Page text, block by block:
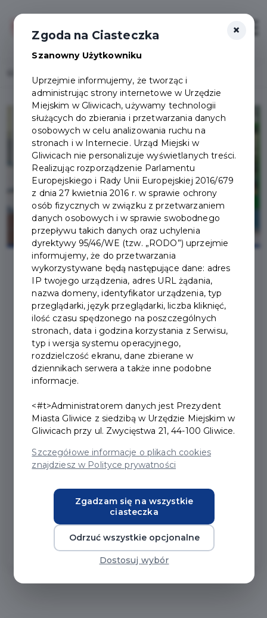
2022-04-12
APLIKACJA MOBILNA
ZAMIAST TRADYCYJNEJ
KARTY
Nie potrzebujesz karty plastikowej, żeby korzystać ze
zniżek w ramach programu Gliwicka Karta
Mieszkańca. Wystarczy pobraćbezpłatną aplikację w
sklepie Google Play lub App Store i zainstalować w
telefonie komórkowym lub innym urządzeniu
×
Zgoda na Ciasteczka
Szanowny Użytkowniku
Uprzejmie informujemy, że tworząc i
administrując strony internetowe w Urzędzie
Miejskim w Gliwicach, używamy technologii
służących do zbierania i przetwarzania danych
osobowych w celu analizowania ruchu na
stronach i w Internecie. Urząd Miejski w
Gliwicach nie personalizuje wyświetlanych treści.
Realizując rozporządzenie Parlamentu
Europejskiego i Rady Unii Europejskiej 2016/679
z dnia 27 kwietnia 2016 r. w sprawie ochrony
osób fizycznych w związku z przetwarzaniem
danych osobowych i w sprawie swobodnego
przepływu takich danych oraz uchylenia
dyrektywy 95/46/WE (tzw. „RODO”) uprzejmie
informujemy, że do przetwarzania
wykorzystywane będą następujące dane: adres
IP twojego urządzenia, adres URL żądania,
nazwa domeny, identyfikator urządzenia, typ
przeglądarki, język przeglądarki, liczba kliknięć,
ilość czasu spędzonego na poszczególnych
stronach, data i godzina korzystania z Serwisu,
typ i wersja systemu operacyjnego,
rozdzielczość ekranu, dane zbierane w
dziennikach serwera a także inne podobne
informacje.
<#t>Administratorem danych jest Prezydent
Miasta Gliwice z siedzibą w Urzędzie Miejskim w
Gliwicach przy ul. Zwycięstwa 21, 44-100 Gliwice.
Szczegółowe informacje o plikach cookies
znajdziesz w Polityce prywatności
Zgadzam się na wszystkie
ciasteczka
Odrzuć wszystkie opcjonalne
Dostosuj wybór